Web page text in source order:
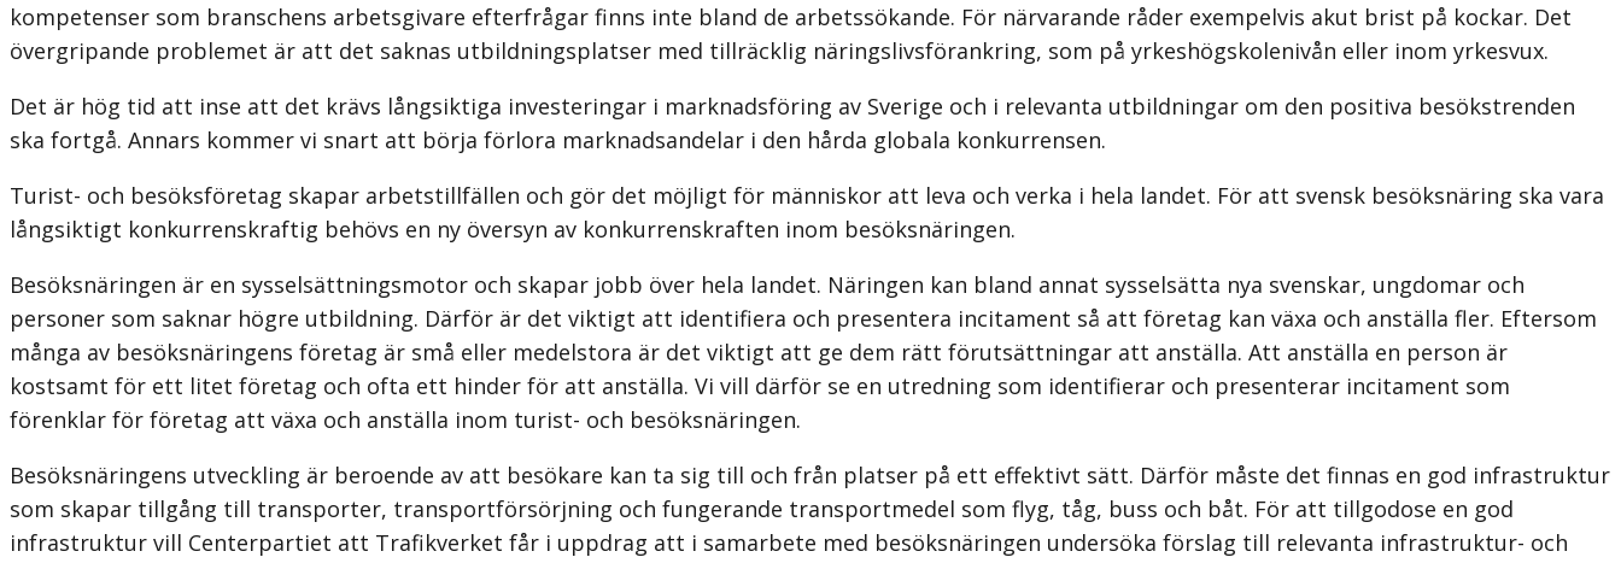
kompetenser som branschens arbetsgivare efterfrågar finns inte bland de arbetssökande. För närvarande råder exempelvis akut brist på kockar. Det
övergripande problemet är att det saknas utbildningsplatser med tillräcklig närings­livsförankring, som på yrkeshögskolenivån eller inom yrkesvux.
Det är hög tid att inse att det krävs långsiktiga investeringar i marknadsföring av Sverige och i relevanta utbildningar om den positiva besökstrenden
ska fortgå. Annars kommer vi snart att börja förlora marknadsandelar i den hårda globala konkurrensen.
Turist- och besöksföretag skapar arbetstillfällen och gör det möjligt för människor att leva och verka i hela landet. För att svensk besöksnäring ska vara
långsiktigt konkurrenskraftig behövs en ny översyn av konkurrenskraften inom besöksnäringen.
Besöksnäringen är en sysselsättningsmotor och skapar jobb över hela landet. Näringen kan bland annat sysselsätta nya svenskar, ungdomar och
personer som saknar högre utbildning. Därför är det viktigt att identifiera och presentera incitament så att företag kan växa och anställa fler. Eftersom
många av besöksnäringens företag är små eller medelstora är det viktigt att ge dem rätt förutsättningar att anställa. Att anställa en person är
kostsamt för ett litet företag och ofta ett hinder för att anställa. Vi vill därför se en utredning som identifierar och presenterar incitament som
förenklar för företag att växa och anställa inom turist- och besöksnäringen.
Besöksnäringens utveckling är beroende av att besökare kan ta sig till och från platser på ett effektivt sätt. Därför måste det finnas en god infrastruktur
som skapar tillgång till transporter, transportförsörjning och fungerande transportmedel som flyg, tåg, buss och båt. För att tillgodose en god
infrastruktur vill Centerpartiet att Trafik­verket får i uppdrag att i samarbete med besöksnäringen undersöka förslag till relevanta infrastruktur- och